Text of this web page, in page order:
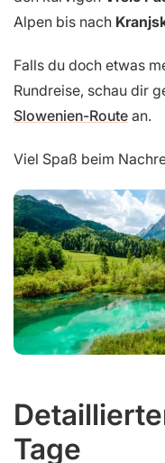
Alpen bis nach
Falls du doch etwas
Rundreise, schau dir
Slowenien-Route an.
Viel Spaß beim
Tage